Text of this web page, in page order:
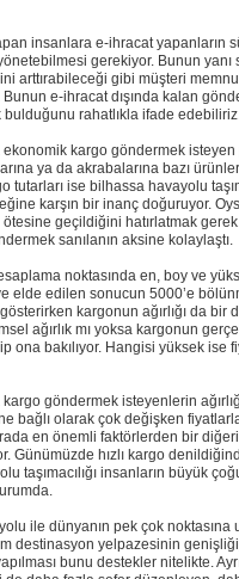
insanlara e-ihracat yapanların
gerekiyor. Bunun yanı
arttırabileceği gibi müşteri
Bunun e-ihracat dışında kalan
bulduğunu rahatlıkla ifade
ekonomik kargo göndermek
ya da akrabalarına bazı
tutarları ise bilhassa havayolu
karşın bir inanç doğuruyor.
geçildiğini hatırlatmak
sanılanın aksine kolaylaştı.
noktasında en, boy ve
elde edilen sonucun 5000’e
gösterirken kargonun ağırlığı da
ağırlık mı yoksa kargonun
ona bakılıyor. Hangisi yüksek ise
kargo göndermek isteyenlerin
bağlı olarak çok değişken
en önemli faktörlerden bir
Günümüzde hızlı kargo
taşımacılığı insanların büyük
ile dünyanın pek çok noktasına
destinasyon yelpazesinin
bunu destekler nitelikte.